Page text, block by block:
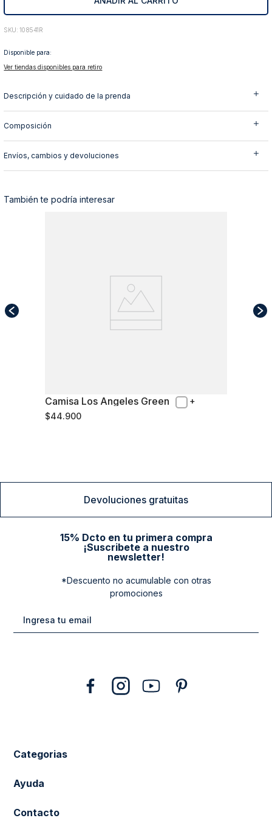
: 108541R
Disponible para:
Ver tiendas disponibles para retiro
Descripción y cuidado de la prenda
Composición
Envíos, cambios y devoluciones
También te podría interesar
M
Camisa Los Angeles Green
$44.900
Devoluciones gratuitas
15% Dcto en tu primera compra
¡Suscribete a nuestro
newsletter!
*Descuento no acumulable con otras
promociones
Categorias
New Arrivals
Ayuda
Cuidado de la Ropa
Contacto
10. abrigo